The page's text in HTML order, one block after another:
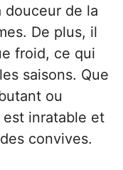
de la
De plus, il
froid, ce qui
saisons. Que
ou
inratable et
convives.